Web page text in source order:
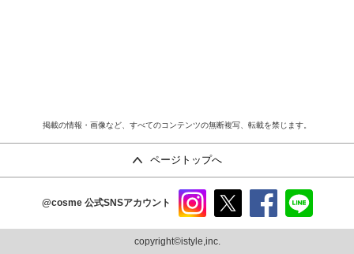
掲載の情報・画像など、すべてのコンテンツの無断複写、転載を禁じます。
ページトップへ
@cosme 公式SNSアカウント
ram
copyright©istyle,inc.